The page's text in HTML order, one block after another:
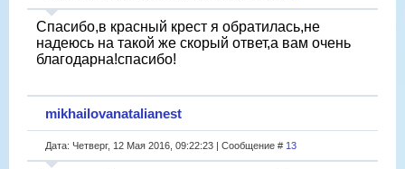
Спасибо,в красный крест я обратилась,не
надеюсь на такой же скорый ответ,а вам очень
благодарна!спасибо!
mikhailovanatalianest
Дата: Четверг, 12 Мая 2016, 09:22:23 | Сообщение # 13